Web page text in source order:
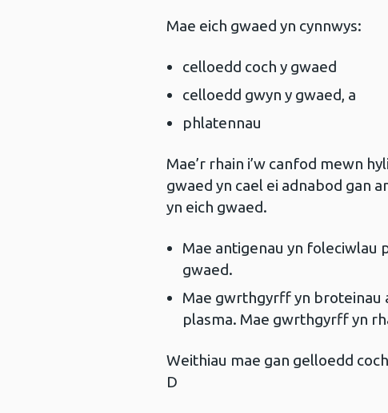
Mae eich gwaed yn cynnwys:
celloedd coch y gwaed
celloedd gwyn y gwaed, a
phlatennau
Mae’r rhain i’w canfod mewn
gwaed yn cael ei adnabod gan
yn eich gwaed.
Mae antigenau yn foleciwlau
gwaed.
Mae gwrthgyrff yn broteinau
plasma. Mae gwrthgyrff yn
Weithiau mae gan gelloedd
D